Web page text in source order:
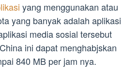
yang menggunakan atau
yang banyak adalah aplikasi
media sosial tersebut
ini dapat menghabjskan
840 MB per jam nya.